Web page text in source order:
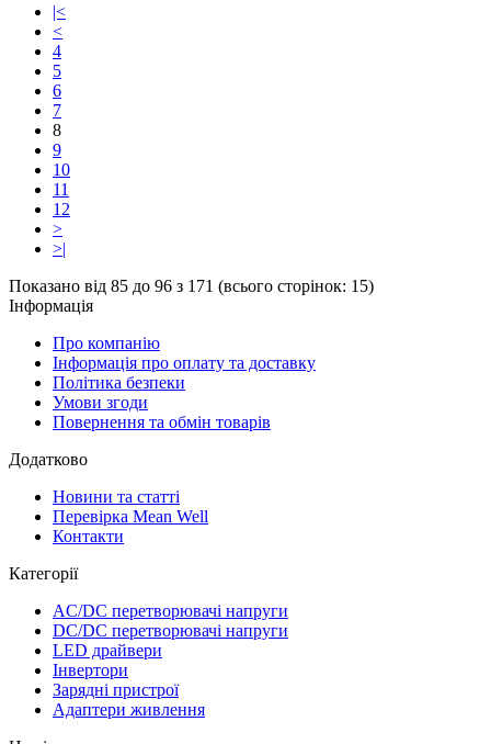
|<
<
4
5
6
7
8
9
10
11
12
>
>|
Показано від 85 до 96 з 171 (всього сторінок: 15)
Інформація
Про компанію
Інформація про оплату та доставку
Політика безпеки
Умови згоди
Повернення та обмін товарів
Додатково
Новини та статті
Перевірка Mean Well
Контакти
Категорії
AC/DC перетворювачі напруги
DC/DC перетворювачі напруги
LED драйвери
Інвертори
Зарядні пристрої
Адаптери живлення